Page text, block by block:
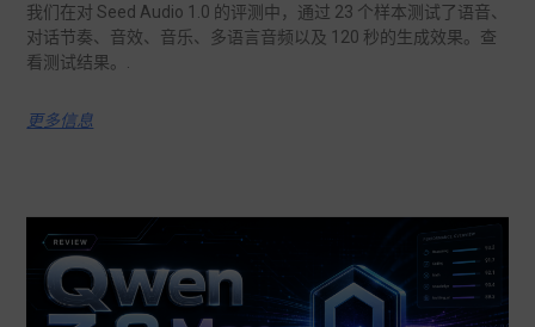
我们在对 Seed Audio 1.0 的评测中，通过 23 个样本测试了语音、
对话节奏、音效、音乐、多语言音频以及 120 秒的生成效果。查
看测试结果。.
更多信息